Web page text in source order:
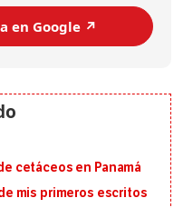
en Google ↗️
cetáceos en Panamá
mis primeros escritos